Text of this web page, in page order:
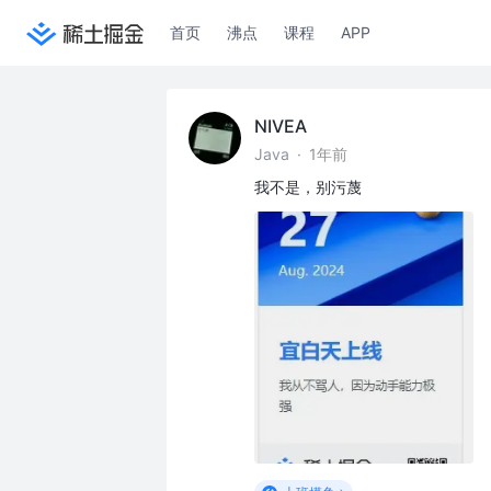
首页 沸点 课程 APP
NIVEA
Java · 1年前
我不是，别污蔑